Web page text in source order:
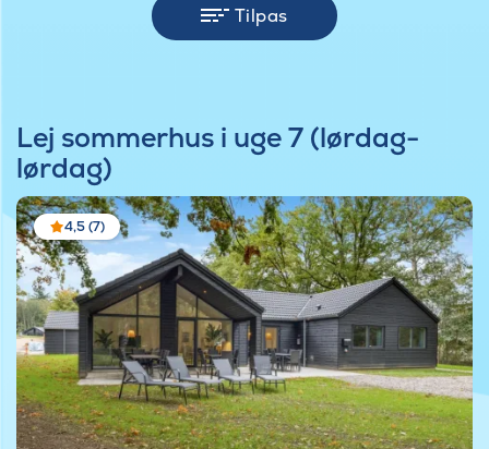
Tilpas
Lej sommerhus i uge 7 (lørdag-
lørdag)
4,5 (7)